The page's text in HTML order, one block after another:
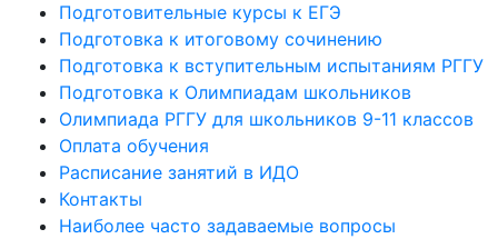
Подготовительные курсы к ЕГЭ
Подготовка к итоговому сочинению
Подготовка к вступительным испытаниям РГГУ
Подготовка к Олимпиадам школьников
Олимпиада РГГУ для школьников 9-11 классов
Оплата обучения
Расписание занятий в ИДО
Контакты
Наиболее часто задаваемые вопросы